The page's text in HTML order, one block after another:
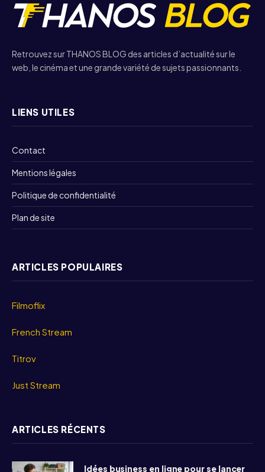
Retrouvez sur THANOS BLOG des articles d’actualité sur le
web, le cinéma et une grande variété de sujets passionnants.
LIENS UTILES
Contact
Mentions légales
Politique de confidentialité
Plan de site
ARTICLES POPULAIRES
Filmoflix
French Stream
Titrov
Just Stream
ARTICLES RÉCENTS
Idées business en ligne pour se lancer